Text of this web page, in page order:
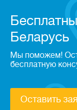
Беларусь
Мы поможем!
бесплатную
Оставить